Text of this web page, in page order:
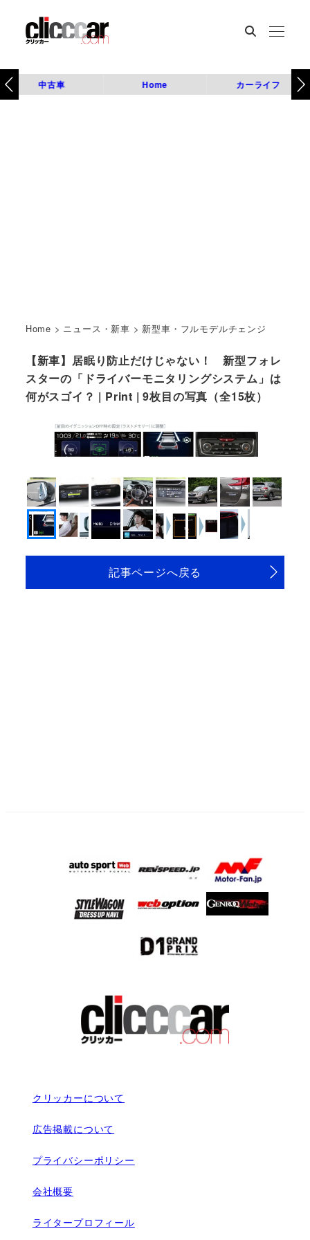
中古車 Home カーライフ
Home > ニュース・新車 > 新型車・フルモデルチェンジ
【新車】居眠り防止だけじゃない！ 新型フォレ
スターの「ドライバーモニタリングシステム」は
何がスゴイ？ | Print | 9枚目の写真（全15枚）
記事ページへ戻る
クリッカーについて
広告掲載について
プライバシーポリシー
会社概要
ライタープロフィール